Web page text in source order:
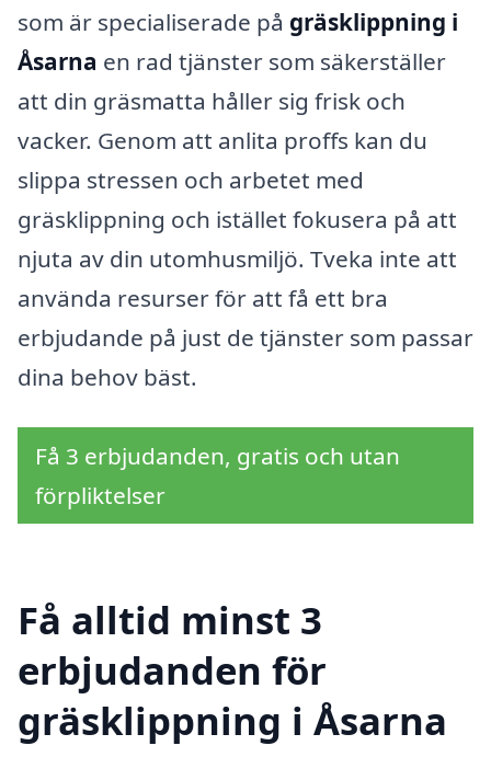
som är specialiserade på gräsklippning i
Åsarna en rad tjänster som säkerställer
att din gräsmatta håller sig frisk och
vacker. Genom att anlita proffs kan du
slippa stressen och arbetet med
gräsklippning och istället fokusera på att
njuta av din utomhusmiljö. Tveka inte att
använda resurser för att få ett bra
erbjudande på just de tjänster som passar
dina behov bäst.
Få 3 erbjudanden, gratis och utan
förpliktelser
Få alltid minst 3
erbjudanden för
gräsklippning i Åsarna